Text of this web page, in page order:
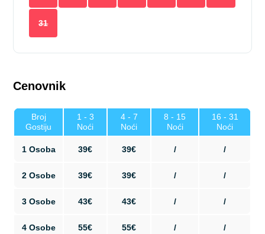
31
Cenovnik
Broj
Gostiju
1 - 3
Noći
4 - 7
Noći
8 - 15
Noći
16 - 31
Noći
1 Osoba 39€ 39€ / /
2 Osobe 39€ 39€ / /
3 Osobe 43€ 43€ / /
4 Osobe 55€ 55€ / /